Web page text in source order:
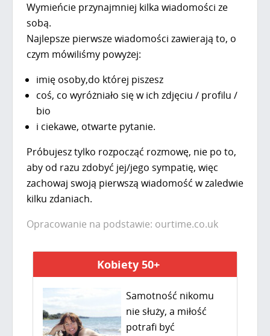
Wymieńcie przynajmniej kilka wiadomości ze
sobą.
Najlepsze pierwsze wiadomości zawierają to, o
czym mówiliśmy powyżej:
imię osoby,do której piszesz
coś, co wyróżniało się w ich zdjęciu / profilu /
bio
i ciekawe, otwarte pytanie.
Próbujesz tylko rozpocząć rozmowę, nie po to,
aby od razu zdobyć jej/jego sympatię, więc
zachowaj swoją pierwszą wiadomość w zaledwie
kilku zdaniach.
Opracowanie na podstawie: ourtime.co.uk
Kobiety 50+
Samotność nikomu
nie służy, a miłość
potrafi być